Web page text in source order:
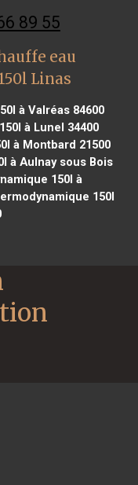
89 55
eau
Linas
à Valréas 84600
à Lunel 34400
à Montbard 21500
à Aulnay sous Bois
150l à
150l